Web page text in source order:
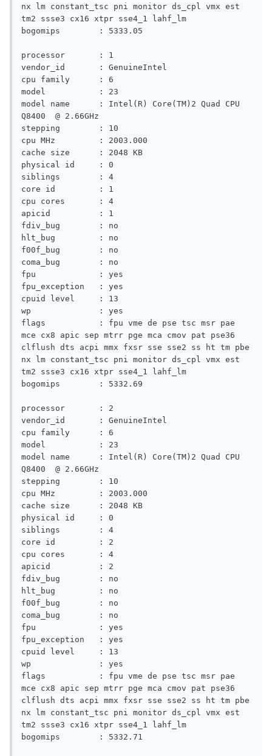
nx lm constant_tsc pni monitor ds_cpl vmx est
tm2 ssse3 cx16 xtpr sse4_1 lahf_lm
bogomips        : 5333.05
processor       : 1
vendor_id       : GenuineIntel
cpu family      : 6
model           : 23
model name      : Intel(R) Core(TM)2 Quad CPU
Q8400  @ 2.66GHz
stepping        : 10
cpu MHz         : 2003.000
cache size      : 2048 KB
physical id     : 0
siblings        : 4
core id         : 1
cpu cores       : 4
apicid          : 1
fdiv_bug        : no
hlt_bug         : no
f00f_bug        : no
coma_bug        : no
fpu             : yes
fpu_exception   : yes
cpuid level     : 13
wp              : yes
flags           : fpu vme de pse tsc msr pae
mce cx8 apic sep mtrr pge mca cmov pat pse36
clflush dts acpi mmx fxsr sse sse2 ss ht tm pbe
nx lm constant_tsc pni monitor ds_cpl vmx est
tm2 ssse3 cx16 xtpr sse4_1 lahf_lm
bogomips        : 5332.69
processor       : 2
vendor_id       : GenuineIntel
cpu family      : 6
model           : 23
model name      : Intel(R) Core(TM)2 Quad CPU
Q8400  @ 2.66GHz
stepping        : 10
cpu MHz         : 2003.000
cache size      : 2048 KB
physical id     : 0
siblings        : 4
core id         : 2
cpu cores       : 4
apicid          : 2
fdiv_bug        : no
hlt_bug         : no
f00f_bug        : no
coma_bug        : no
fpu             : yes
fpu_exception   : yes
cpuid level     : 13
wp              : yes
flags           : fpu vme de pse tsc msr pae
mce cx8 apic sep mtrr pge mca cmov pat pse36
clflush dts acpi mmx fxsr sse sse2 ss ht tm pbe
nx lm constant_tsc pni monitor ds_cpl vmx est
tm2 ssse3 cx16 xtpr sse4_1 lahf_lm
bogomips        : 5332.71